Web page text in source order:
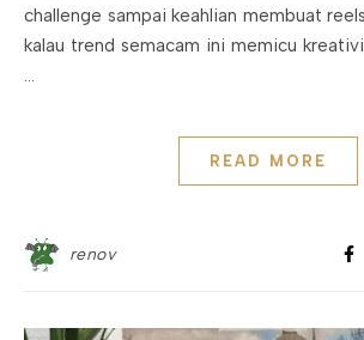
challenge sampai keahlian membuat
kalau trend semacam ini memicu
…
READ MORE
renov